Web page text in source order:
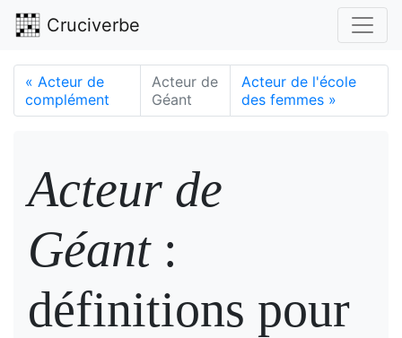
Cruciverbe
« Acteur de
complément
Acteur de
Géant
Acteur de l'école
des femmes »
Acteur de
Géant:
définitions pour